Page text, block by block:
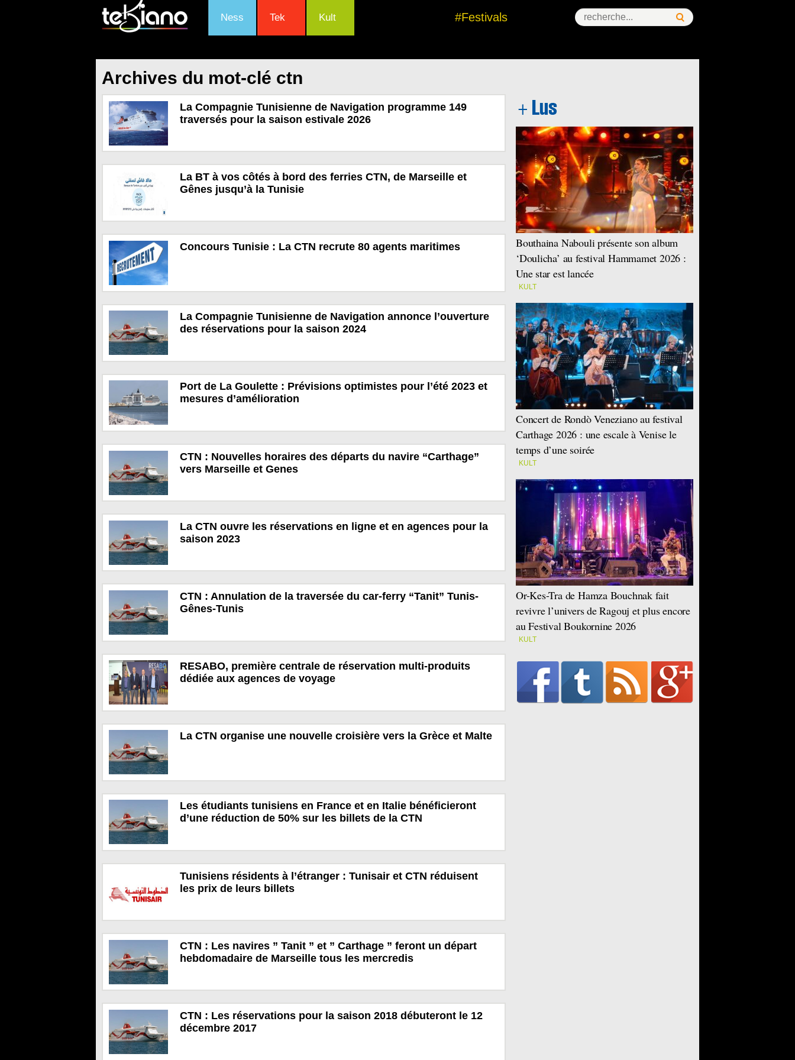
Ness Tek Kult #Festivals
Archives du mot-clé ctn
La Compagnie Tunisienne de Navigation programme 149
traversés pour la saison estivale 2026
La BT à vos côtés à bord des ferries CTN, de Marseille et
Gênes jusqu’à la Tunisie
Concours Tunisie : La CTN recrute 80 agents maritimes
La Compagnie Tunisienne de Navigation annonce l’ouverture
des réservations pour la saison 2024
Port de La Goulette : Prévisions optimistes pour l’été 2023 et
mesures d’amélioration
CTN : Nouvelles horaires des départs du navire “Carthage”
vers Marseille et Genes
La CTN ouvre les réservations en ligne et en agences pour la
saison 2023
CTN : Annulation de la traversée du car-ferry “Tanit” Tunis-
Gênes-Tunis
RESABO, première centrale de réservation multi-produits
dédiée aux agences de voyage
La CTN organise une nouvelle croisière vers la Grèce et Malte
Les étudiants tunisiens en France et en Italie bénéficieront
d’une réduction de 50% sur les billets de la CTN
Tunisiens résidents à l’étranger : Tunisair et CTN réduisent
les prix de leurs billets
CTN : Les navires ” Tanit ” et ” Carthage ” feront un départ
hebdomadaire de Marseille tous les mercredis
CTN : Les réservations pour la saison 2018 débuteront le 12
décembre 2017
Bouthaina Nabouli présente son album
‘Doulicha’ au festival Hammamet 2026 :
Une star est lancée
KULT
Concert de Rondò Veneziano au festival
Carthage 2026 : une escale à Venise le
temps d’une soirée
KULT
Or-Kes-Tra de Hamza Bouchnak fait
revivre l’univers de Ragouj et plus encore
au Festival Boukornine 2026
KULT